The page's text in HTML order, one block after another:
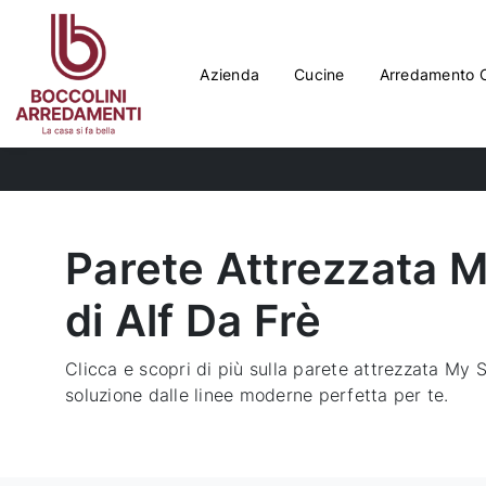
Azienda Cucine Arredamento
Parete Attrezzata
di Alf Da Frè
Clicca e scopri di più sulla parete attrezzata My
soluzione dalle linee moderne perfetta per te.